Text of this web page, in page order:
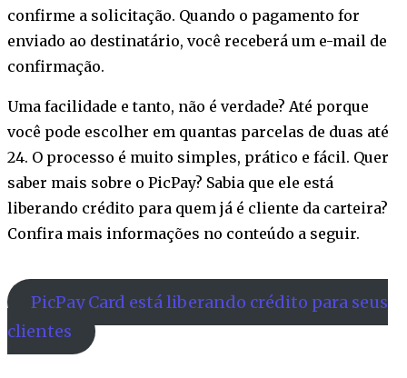
confirme a solicitação. Quando o pagamento for
enviado ao destinatário, você receberá um e-mail de
confirmação.
Uma facilidade e tanto, não é verdade? Até porque
você pode escolher em quantas parcelas de duas até
24. O processo é muito simples, prático e fácil. Quer
saber mais sobre o PicPay? Sabia que ele está
liberando crédito para quem já é cliente da carteira?
Confira mais informações no conteúdo a seguir.
PicPay Card está liberando crédito para seus
clientes